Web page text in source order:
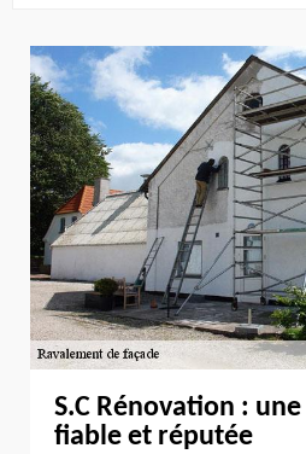
S.C Rénovation :
fiable et réputée